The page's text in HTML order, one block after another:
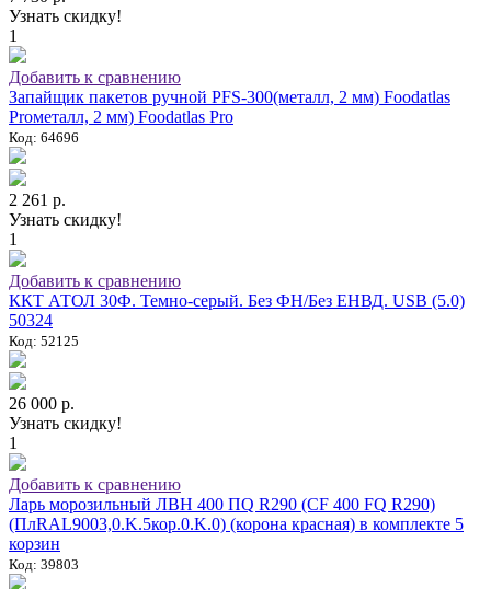
Узнать скидку!
1
Добавить к сравнению
Запайщик пакетов ручной PFS-300(металл, 2 мм) Foodatlas
Proметалл, 2 мм) Foodatlas Pro
Код: 64696
2 261 р.
Узнать скидку!
1
Добавить к сравнению
ККТ АТОЛ 30Ф. Темно-серый. Без ФН/Без ЕНВД. USB (5.0)
50324
Код: 52125
26 000 р.
Узнать скидку!
1
Добавить к сравнению
Ларь морозильный ЛВН 400 ПQ R290 (СF 400 FQ R290)
(ПлRAL9003,0.K.5кор.0.K.0) (корона красная) в комплекте 5
корзин
Код: 39803